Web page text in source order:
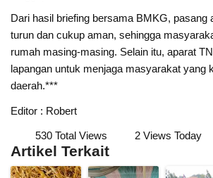
Dari hasil briefing bersama BMKG, pasang
turun dan cukup aman, sehingga
rumah masing-masing. Selain itu, aparat
lapangan untuk menjaga masyarakat yang
daerah.***
Editor : Robert
530 Total Views 2 Views Today
Artikel Terkait